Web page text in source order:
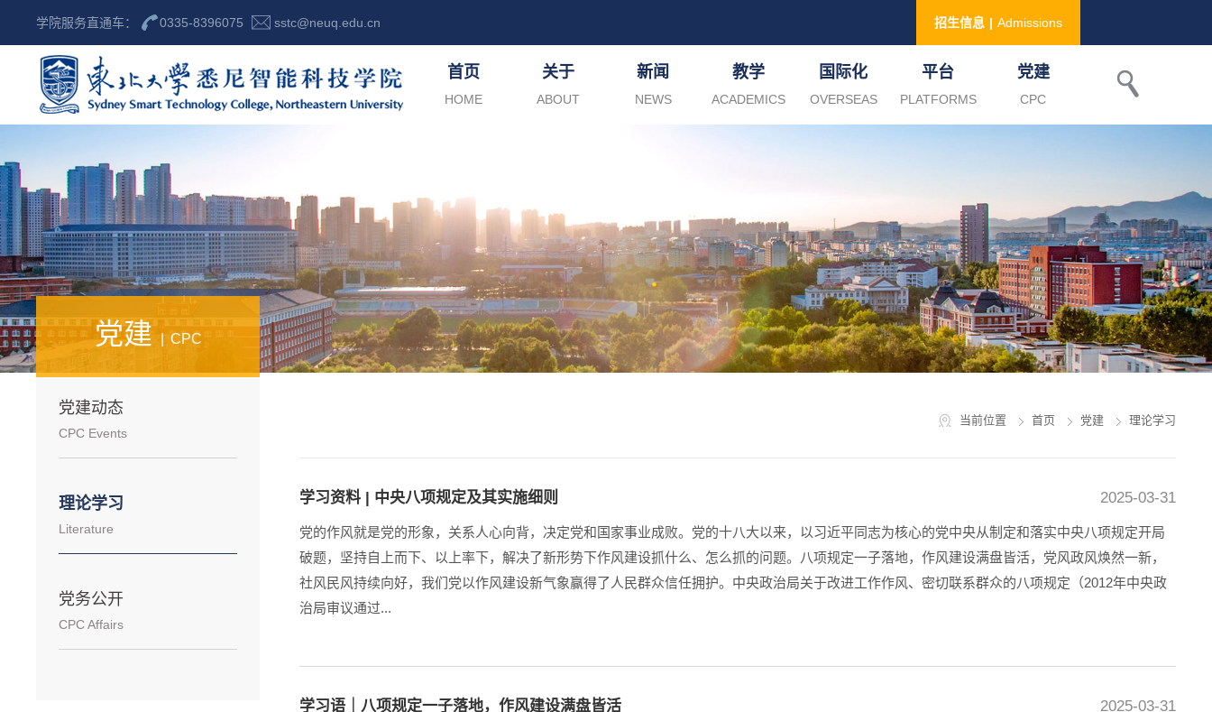
学院服务直通车： 0335-8396075 sstc@neuq.edu.cn 招生信息 | Admissions
首页
HOME
关于
ABOUT
新闻
NEWS
教学
ACADEMICS
国际化
OVERSEAS
平台
PLATFORMS
党建
CPC
党建 CPC
党建动态
CPC Events
理论学习
Literature
党务公开
CPC Affairs
当前位置 首页 党建 理论学习
2025-03-31
学习资料 | 中央八项规定及其实施细则
党的作风就是党的形象，关系人心向背，决定党和国家事业成败。党的十八大以来，以习近平同志为核心的党中央从制定和落实中央八项规定开局
破题，坚持自上而下、以上率下，解决了新形势下作风建设抓什么、怎么抓的问题。八项规定一子落地，作风建设满盘皆活，党风政风焕然一新，
社风民风持续向好，我们党以作风建设新气象赢得了人民群众信任拥护。中央政治局关于改进工作作风、密切联系群众的八项规定（2012年中央政
治局审议通过...
2025-03-31
学习语｜八项规定一子落地，作风建设满盘皆活